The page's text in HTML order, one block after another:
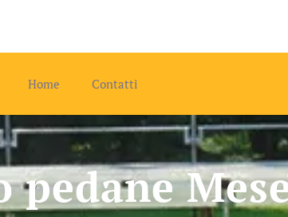
Home Contatti
pedane